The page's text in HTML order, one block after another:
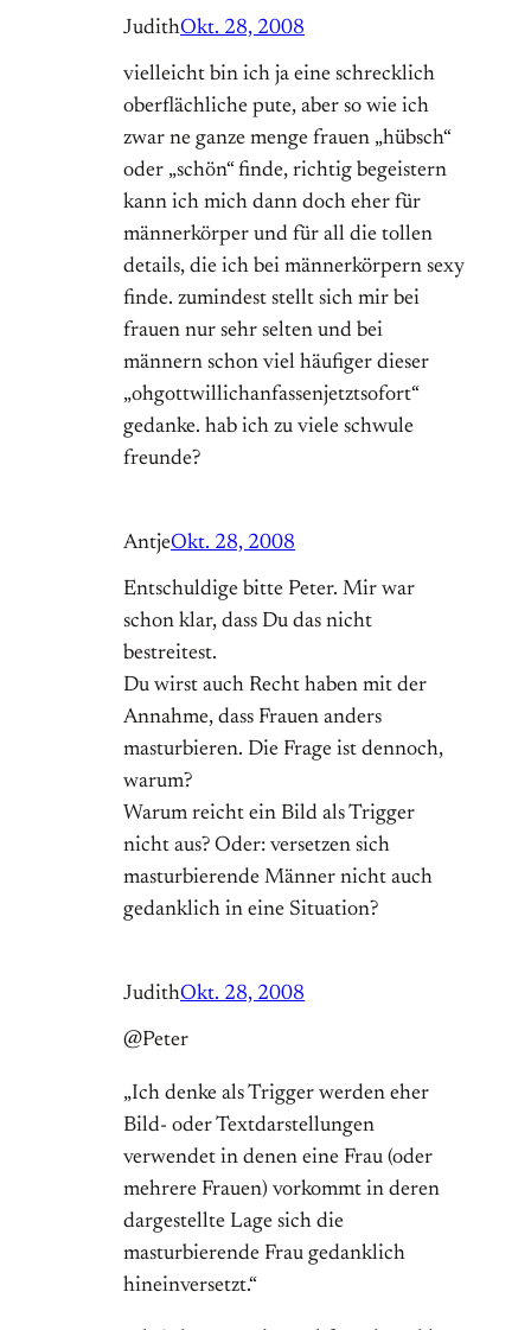
JudithOkt. 28, 2008
vielleicht bin ich ja eine schrecklich
oberflächliche pute, aber so wie ich
zwar ne ganze menge frauen „hübsch“
oder „schön“ finde, richtig begeistern
kann ich mich dann doch eher für
männerkörper und für all die tollen
details, die ich bei männerkörpern sexy
finde. zumindest stellt sich mir bei
frauen nur sehr selten und bei
männern schon viel häufiger dieser
„ohgottwillichanfassenjetztsofort“
gedanke. hab ich zu viele schwule
freunde?
AntjeOkt. 28, 2008
Entschuldige bitte Peter. Mir war
schon klar, dass Du das nicht
bestreitest.
Du wirst auch Recht haben mit der
Annahme, dass Frauen anders
masturbieren. Die Frage ist dennoch,
warum?
Warum reicht ein Bild als Trigger
nicht aus? Oder: versetzen sich
masturbierende Männer nicht auch
gedanklich in eine Situation?
JudithOkt. 28, 2008
@Peter
„Ich denke als Trigger werden eher
Bild- oder Textdarstellungen
verwendet in denen eine Frau (oder
mehrere Frauen) vorkommt in deren
dargestellte Lage sich die
masturbierende Frau gedanklich
hineinversetzt.“